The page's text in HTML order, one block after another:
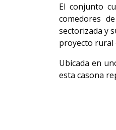
El conjunto
comedores
sectorizada y
proyecto rural
Ubicada en
esta casona